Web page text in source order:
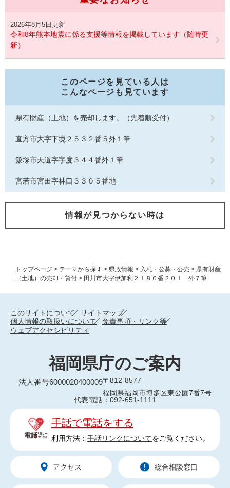
トップページ > テーマから探す > 県政情報 > 入札・公募・公売 > 県有財産
（土地）の売却・貸付 > 田川市大字伊加利２１８６番２０１ 外７筆
2026年8月5日更新
令和8年熊本地震に係る支援等情報を掲載しています（随時更
新）
このページを見ている人は
こんなページも見ています
県有財産（土地）を売却します。（先着順受付）
直方市大字下境２５３２番５外１筆
飯塚市天道字宇度３４４番外１筆
宮若市宮田字林口３３０５番地
情報が見つからない時は
このサイトについて
サイトマップ
個人情報の取扱いについて
免責事項・リンク等
ウェブアクセシビリティ
福岡県庁のご案内
法人番号6000020400009〒812-8577
福岡県福岡市博多区東公園7番7号
代表電話：092-651-1111
手話で電話をする
利用方法： 手話リンクについてをご覧ください。
アクセス 総合相談窓口